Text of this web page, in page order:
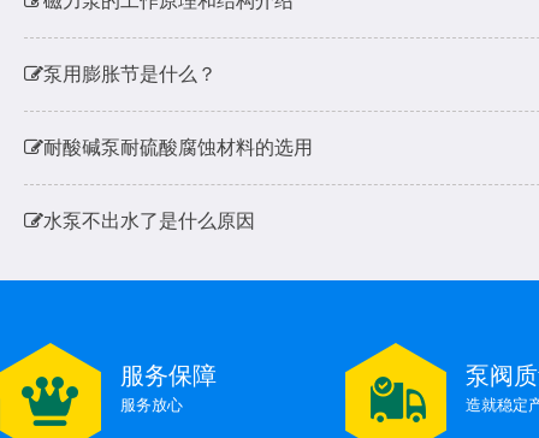
水泵扬程和进出水流量有多少关系呢，会对电机烧机有影
磁力泵的工作原理和结构介绍
服务保障
服务放心
泵阀
造就稳定